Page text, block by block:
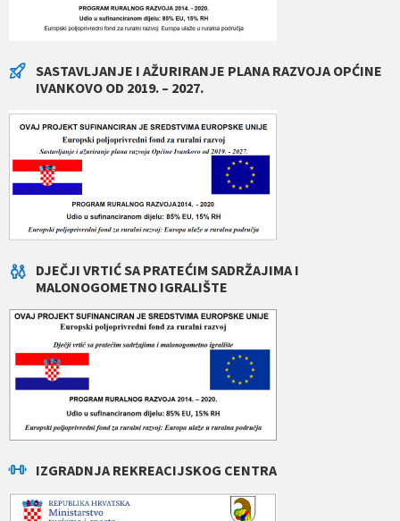
SASTAVLJANJE I AŽURIRANJE PLANA RAZVOJA OPĆINE
IVANKOVO OD 2019. – 2027.
DJEČJI VRTIĆ SA PRATEĆIM SADRŽAJIMA I
MALONOGOMETNO IGRALIŠTE
IZGRADNJA REKREACIJSKOG CENTRA